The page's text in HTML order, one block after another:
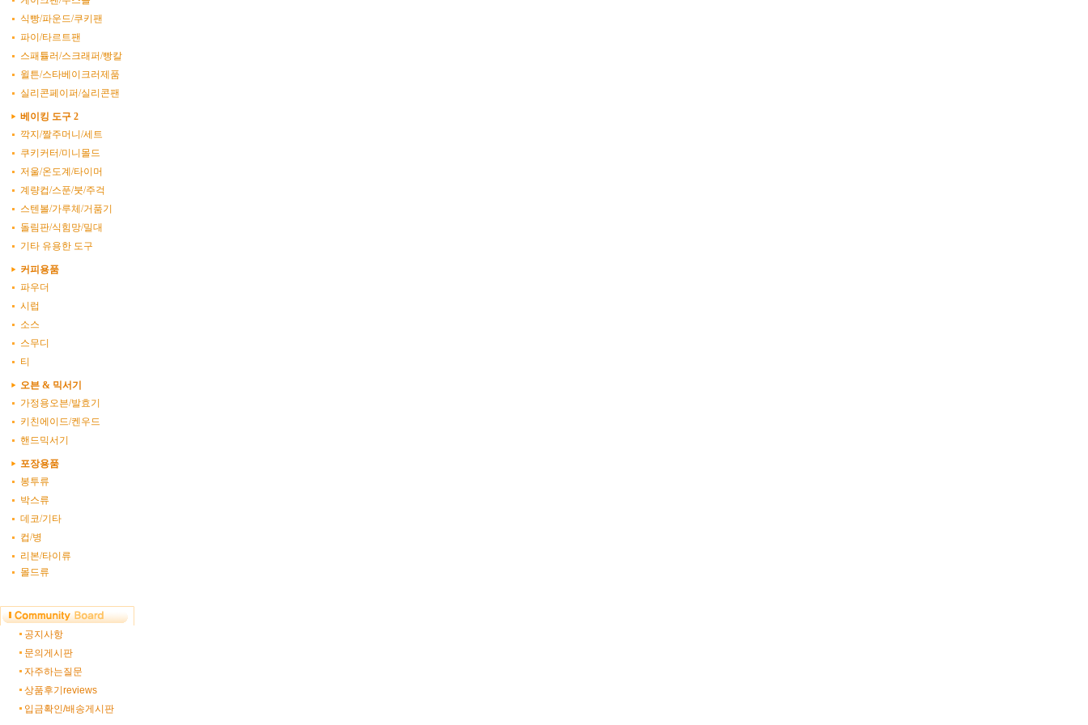
식빵/파운드/쿠키팬
파이/타르트팬
스패튤러/스크래퍼/빵칼
윌튼/스타베이크러제품
실리콘페이퍼/실리콘팬
베이킹 도구 2
깍지/짤주머니/세트
쿠키커터/미니몰드
저울/온도계/타이머
계량컵/스푼/붓/주걱
스텐볼/가루체/거품기
돌림판/식힘망/밀대
기타 유용한 도구
커피용품
파우더
시럽
소스
스무디
티
오븐 & 믹서기
가정용오븐/발효기
키친에이드/켄우드
핸드믹서기
포장용품
봉투류
박스류
데코/기타
컵/병
리본/타이류
몰드류
공지사항
문의게시판
자주하는질문
상품후기reviews
입금확인/배송게시판